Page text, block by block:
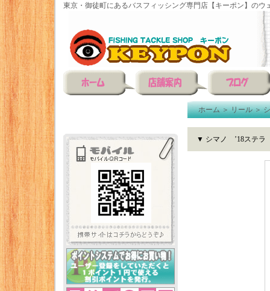
東京・御徒町にあるバスフィッシング専門店【キーポン】のウ
ホーム＞リール＞
▼ シマノ ’18ステラ